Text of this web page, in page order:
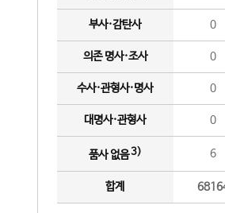
부사·감탄사 0
의존 명사·조사 0
수사·관형사·명사 0
대명사·관형사 0
품사 없음3) 6
합계